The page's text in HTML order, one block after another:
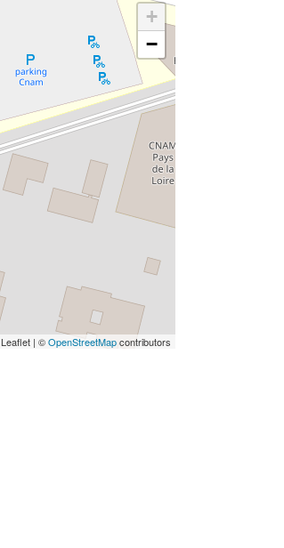
+
−
Leaflet | ©OpenStreetMapcontributors